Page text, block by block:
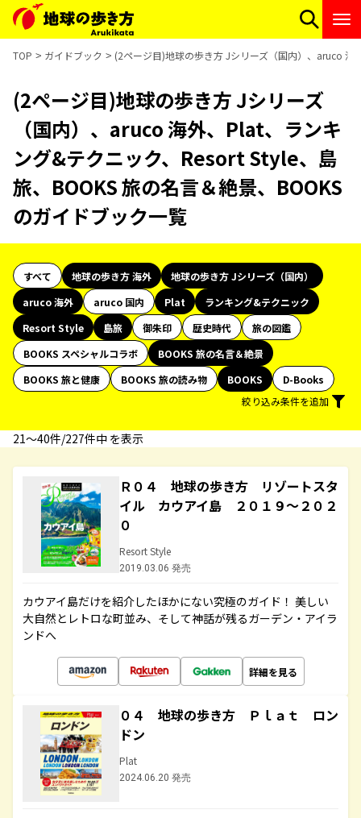
TOP ガイドブック (2ページ目)地球の歩き方 Jシリーズ（国内）、aruco
(2ページ目)地球の歩き方 Jシリーズ
（国内）、aruco 海外、Plat、ランキ
ング&テクニック、Resort Style、島
旅、BOOKS 旅の名言＆絶景、BOOKS
のガイドブック一覧
すべて 地球の歩き方 海外
地球の歩き方 Jシリーズ（国内）
aruco 海外
aruco 国内 Plat
ランキング&テクニック
Resort Style
島旅 御朱印 歴史時代
旅の図鑑
BOOKS スペシャルコラボ
BOOKS 旅の名言＆絶景
BOOKS 旅と健康
BOOKS 旅の読み物 BOOKS
D-Books
絞り込み条件を追加
21〜40件/227件中 を表示
Ｒ０４ 地球の歩き方 リゾートスタ
イル カウアイ島 ２０１９～２０２
０
Resort Style
2019.03.06 発売
カウアイ島だけを紹介したほかにない究極のガイド！ 美しい
大自然とレトロな町並み、そして神話が残るガーデン・アイラ
ンドへ
詳細を見る
０４ 地球の歩き方 Ｐｌａｔ ロン
ドン
Plat
2024.06.20 発売